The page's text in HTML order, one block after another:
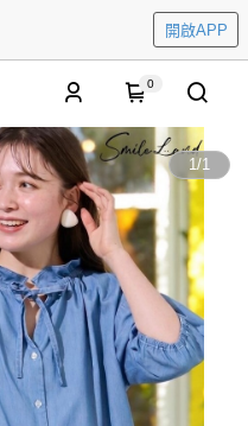
開啟APP
0
1/1